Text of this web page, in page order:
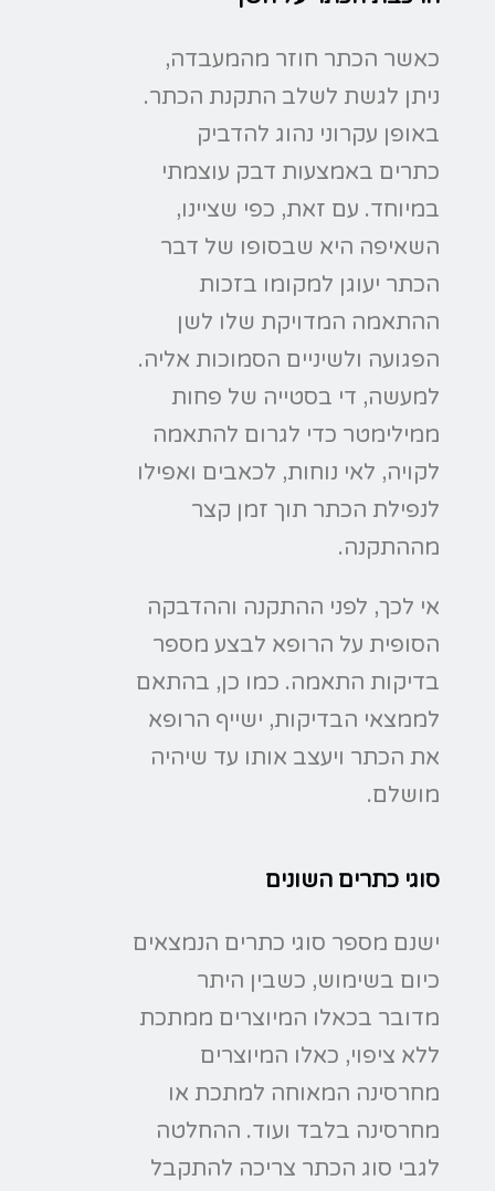
כאשר הכתר חוזר מהמעבדה,
ניתן לגשת לשלב התקנת הכתר.
באופן עקרוני נהוג להדביק
כתרים באמצעות דבק עוצמתי
במיוחד. עם זאת, כפי שציינו,
השאיפה היא שבסופו של דבר
הכתר יעוגן למקומו בזכות
ההתאמה המדויקת שלו לשן
הפגועה ולשיניים הסמוכות אליה.
למעשה, די בסטייה של פחות
ממילימטר כדי לגרום להתאמה
לקויה, לאי נוחות, לכאבים ואפילו
לנפילת הכתר תוך זמן קצר
מההתקנה.
אי לכך, לפני ההתקנה וההדבקה
הסופית על הרופא לבצע מספר
בדיקות התאמה. כמו כן, בהתאם
לממצאי הבדיקות, ישייף הרופא
את הכתר ויעצב אותו עד שיהיה
מושלם.
סוגי כתרים השונים
ישנם מספר סוגי כתרים הנמצאים
כיום בשימוש, כשבין היתר
מדובר בכאלו המיוצרים ממתכת
ללא ציפוי, כאלו המיוצרים
מחרסינה המאוחה למתכת או
מחרסינה בלבד ועוד. ההחלטה
לגבי סוג הכתר צריכה להתקבל